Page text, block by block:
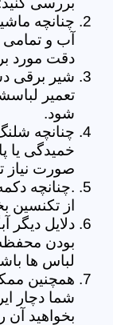
چنانچه
آب و
دقت مورد
شیر برقی
تعمیر
شود.
چنانچه
خمیدگی یا
صورت نیاز
.چنانچه
از تکنسین
دلایل دیگر
بودن
لباس ها
همچنین
شما دچار
بخواهید